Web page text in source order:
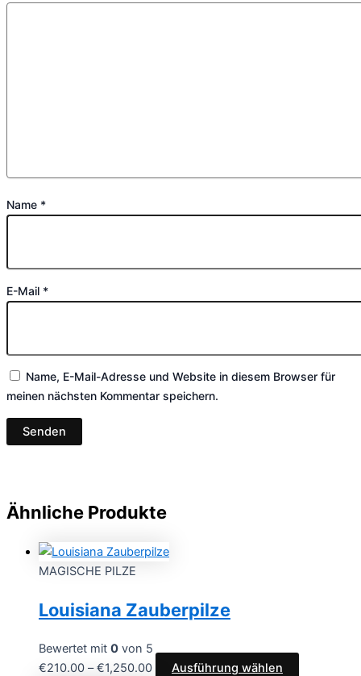
Name *
E-Mail *
Name, E-Mail-Adresse und Website in diesem Browser für
meinen nächsten Kommentar speichern.
Ähnliche Produkte
MAGISCHE PILZE
Louisiana Zauberpilze
Bewertet mit 0 von 5
€210.00 –€1,250.00 Ausführung wählen